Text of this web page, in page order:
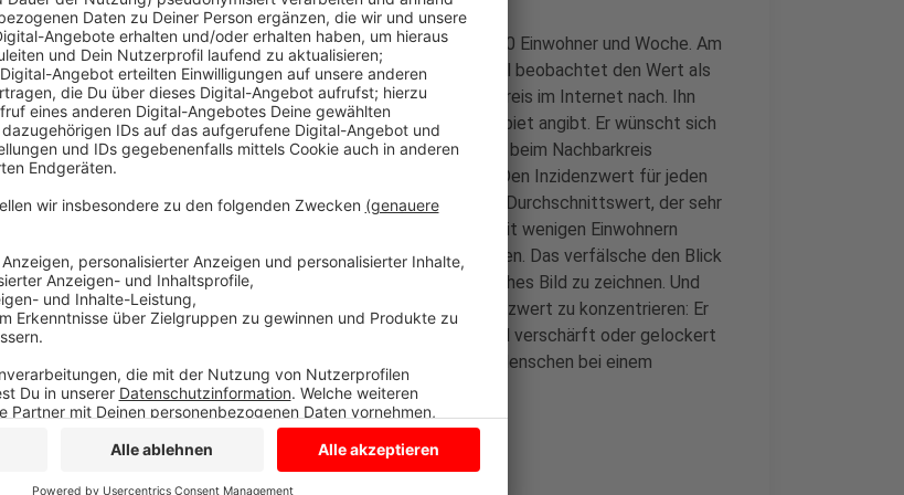
Das Robert Koch Institut meldet 54,9 Neuinfektionen pro 100 000 Einwohner und Woche. Am
Montag lag der Wert noch über 90. Radio Kiepenkerl-Hörer Pascal beobachtet den Wert als
wichtigen Gradmesser in der Pandemie und schaut täglich beim Kreis im Internet nach. Ihn
stört dabei, dass der Kreis nur den Wert für das gesamte Kreisgebiet angibt. Er wünscht sich
den Wert auch für jede einzelne Stadt und Gemeinde. So laufe es beim Nachbarkreis
Recklinghausen. Der Kreis sagt auf Radio Kiepenkerl-Nachfrage: Den Inzidenzwert für jeden
Ort zu veröffentlich, sei keine gute Idee. Es handle sich um einen Durchschnittswert, der sehr
stark von seiner Bezugsgröße abhängt. Heißt: Bei kleinen Orten mit wenigen Einwohnern
könnte der Inzidenzwert schnell nach oben oder unten ausschlagen. Das verfälsche den Blick
auf die Lage. Die reinen Fallzahlen wären geeigneter, ein realistisches Bild zu zeichnen. Und
noch ein Grund spreche dafür, sich nur auf den kreisweiten Inzidenzwert zu konzentrieren: Er
allein sei ausschlaggebend, wenn es darum geht, ob Corona-Regel verschärft oder gelockert
werden sollen. So ist beispielsweise aktuell geregelt, dass sich Menschen bei einem
Inzidenzwert von 200 nur in eine engen Umkreis bewegen dürfen